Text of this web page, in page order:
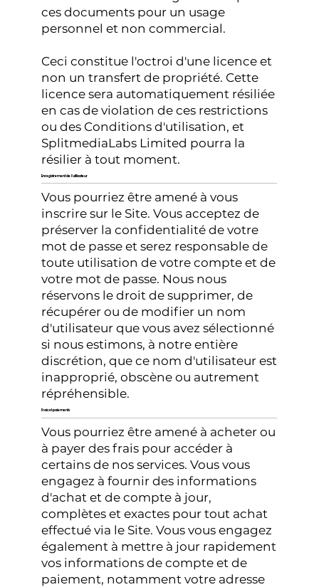
ces documents pour un usage
personnel et non commercial.
Ceci constitue l'octroi d'une licence et
non un transfert de propriété. Cette
licence sera automatiquement résiliée
en cas de violation de ces restrictions
ou des Conditions d'utilisation, et
SplitmediaLabs Limited pourra la
résilier à tout moment.
Enregistrement de l'utilisateur
Vous pourriez être amené à vous
inscrire sur le Site. Vous acceptez de
préserver la confidentialité de votre
mot de passe et serez responsable de
toute utilisation de votre compte et de
votre mot de passe. Nous nous
réservons le droit de supprimer, de
récupérer ou de modifier un nom
d'utilisateur que vous avez sélectionné
si nous estimons, à notre entière
discrétion, que ce nom d'utilisateur est
inapproprié, obscène ou autrement
répréhensible.
Frais et paiements
Vous pourriez être amené à acheter ou
à payer des frais pour accéder à
certains de nos services. Vous vous
engagez à fournir des informations
d'achat et de compte à jour,
complètes et exactes pour tout achat
effectué via le Site. Vous vous engagez
également à mettre à jour rapidement
vos informations de compte et de
paiement, notamment votre adresse